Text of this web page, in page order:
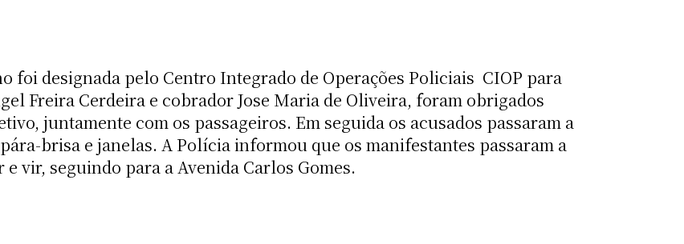
designada pelo Centro Integrado de Operações Policiais  CIOP para
Freira Cerdeira e cobrador Jose Maria de Oliveira, foram obrigados
juntamente com os passageiros. Em seguida os acusados passaram a
brisa e janelas. A Polícia informou que os manifestantes passaram a
vir, seguindo para a Avenida Carlos Gomes.